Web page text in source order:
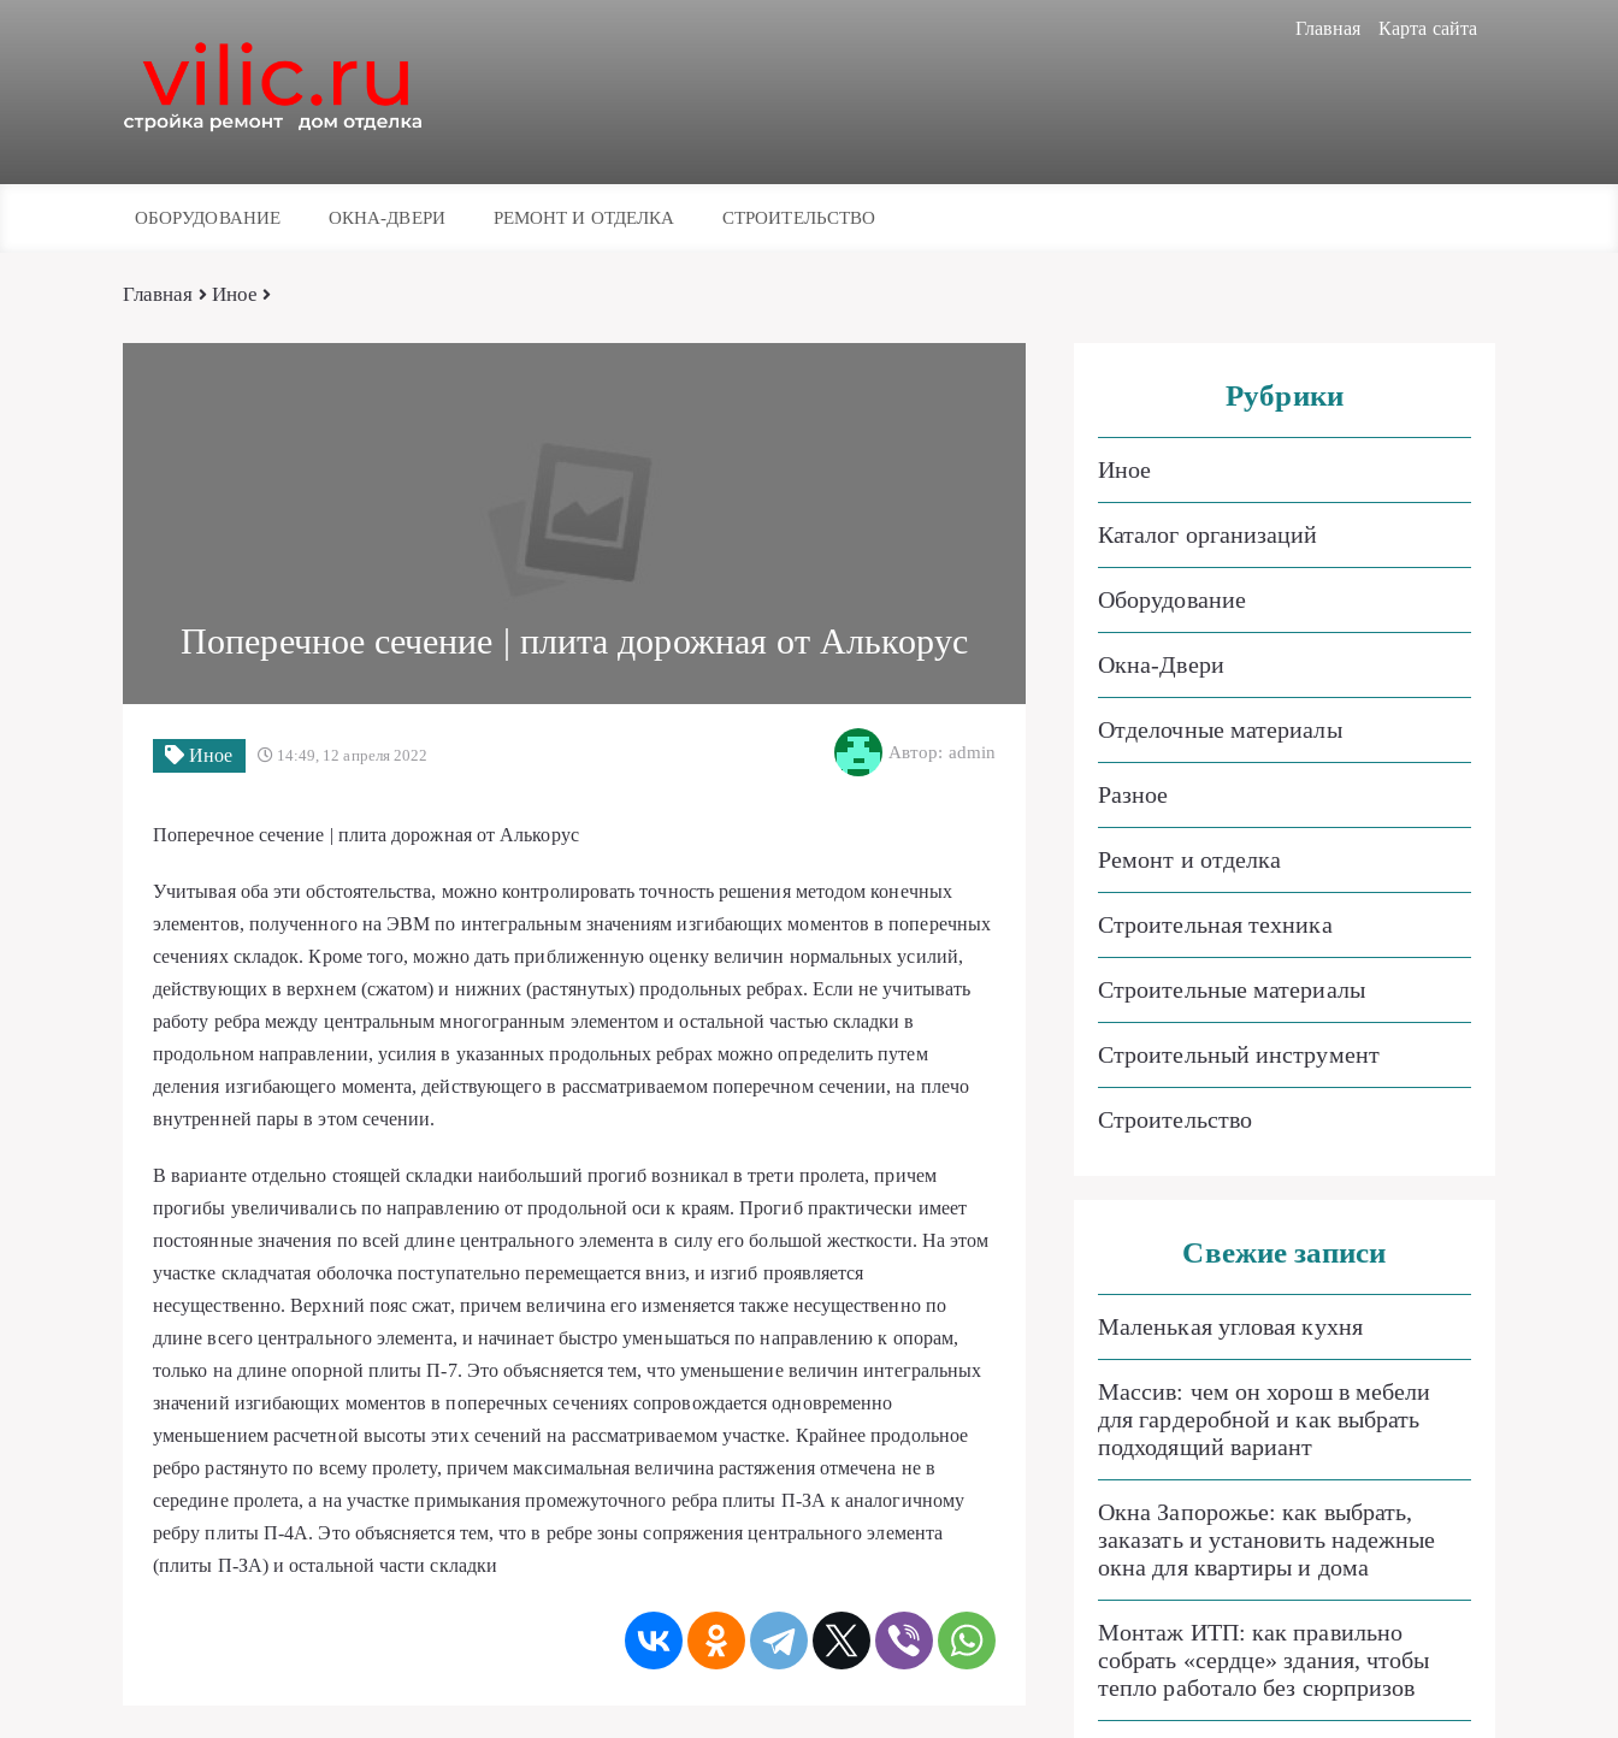
Главная Карта сайта
ОБОРУДОВАНИЕ ОКНА-ДВЕРИ РЕМОНТ И ОТДЕЛКА СТРОИТЕЛЬСТВО
Главная Иное
Поперечное сечение | плита дорожная от Алькорус
Иное 14:49, 12 апреля 2022 Автор: admin
Поперечное сечение | плита дорожная от Алькорус
Учитывая оба эти обстоятельства, можно контролировать точность решения методом конечных
элементов, полученного на ЭВМ по интегральным значениям изгибающих моментов в поперечных
сечениях складок. Кроме того, можно дать приближенную оценку величин нормальных усилий,
действующих в верхнем (сжатом) и нижних (растянутых) продольных ребрах. Если не учитывать
работу ребра между центральным многогранным элементом и остальной частью складки в
продольном направлении, усилия в указанных продольных ребрах можно определить путем
деления изгибающего момента, действующего в рассматриваемом поперечном сечении, на плечо
внутренней пары в этом сечении.
В варианте отдельно стоящей складки наибольший прогиб возникал в трети пролета, причем
прогибы увеличивались по направлению от продольной оси к краям. Прогиб практически имеет
постоянные значения по всей длине центрального элемента в силу его большой жесткости. На этом
участке складчатая оболочка поступательно перемещается вниз, и изгиб проявляется
несущественно. Верхний пояс сжат, причем величина его изменяется также несущественно по
длине всего центрального элемента, и начинает быстро уменьшаться по направлению к опорам,
только на длине опорной плиты П-7. Это объясняется тем, что уменьшение величин интегральных
значений изгибающих моментов в поперечных сечениях сопровождается одновременно
уменьшением расчетной высоты этих сечений на рассматриваемом участке. Крайнее продольное
ребро растянуто по всему пролету, причем максимальная величина растяжения отмечена не в
середине пролета, а на участке примыкания промежуточного ребра плиты П-ЗА к аналогичному
ребру плиты П-4А. Это объясняется тем, что в ребре зоны сопряжения центрального элемента
(плиты П-ЗА) и остальной части складки
Рубрики
Иное
Каталог организаций
Оборудование
Окна-Двери
Отделочные материалы
Разное
Ремонт и отделка
Строительная техника
Строительные материалы
Строительный инструмент
Строительство
Свежие записи
Маленькая угловая кухня
Массив: чем он хорош в мебели
для гардеробной и как выбрать
подходящий вариант
Окна Запорожье: как выбрать,
заказать и установить надежные
окна для квартиры и дома
Монтаж ИТП: как правильно
собрать «сердце» здания, чтобы
тепло работало без сюрпризов